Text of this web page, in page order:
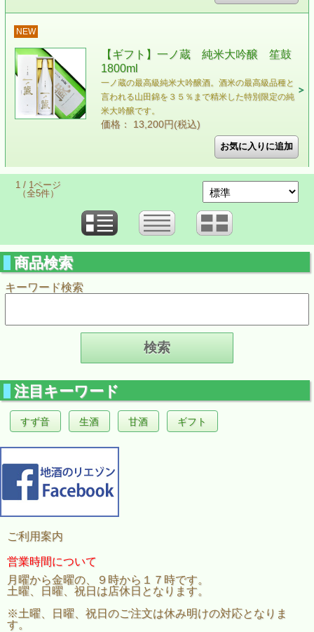
NEW
【ギフト】一ノ蔵 純米大吟醸 笙鼓
1800ml
一ノ蔵の最高級純米大吟醸酒。酒米の最高級品種と
言われる山田錦を３５％まで精米した特別限定の純
米大吟醸です。
価格： 13,200円(税込)
1 / 1ページ
（全5件）
商品検索
キーワード検索
注目キーワード
すず音 生酒 甘酒 ギフト
ご利用案内
営業時間について
月曜から金曜の、９時から１７時です。
土曜、日曜、祝日は店休日となります。
※土曜、日曜、祝日のご注文は休み明けの対応となりま
す。